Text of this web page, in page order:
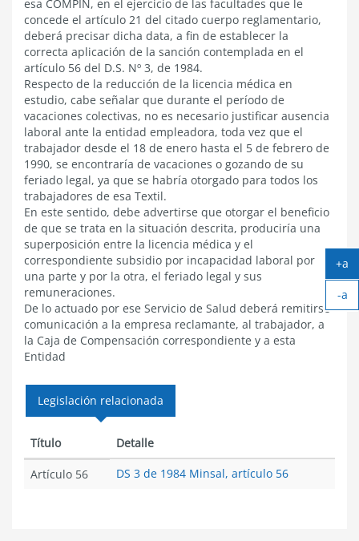
esa COMPIN, en el ejercicio de las facultades que le
concede el artículo 21 del citado cuerpo reglamentario,
deberá precisar dicha data, a fin de establecer la
correcta aplicación de la sanción contemplada en el
artículo 56 del D.S. Nº 3, de 1984.
Respecto de la reducción de la licencia médica en
estudio, cabe señalar que durante el período de
vacaciones colectivas, no es necesario justificar ausencia
laboral ante la entidad empleadora, toda vez que el
trabajador desde el 18 de enero hasta el 5 de febrero de
1990, se encontraría de vacaciones o gozando de su
feriado legal, ya que se habría otorgado para todos los
trabajadores de esa Textil.
En este sentido, debe advertirse que otorgar el beneficio
de que se trata en la situación descrita, produciría una
superposición entre la licencia médica y el
correspondiente subsidio por incapacidad laboral por
una parte y por la otra, el feriado legal y sus
remuneraciones.
De lo actuado por ese Servicio de Salud deberá remitirse
comunicación a la empresa reclamante, al trabajador, a
la Caja de Compensación correspondiente y a esta
Entidad
Legislación relacionada
Título Detalle
Artículo 56 DS 3 de 1984 Minsal, artículo 56
+a
-a